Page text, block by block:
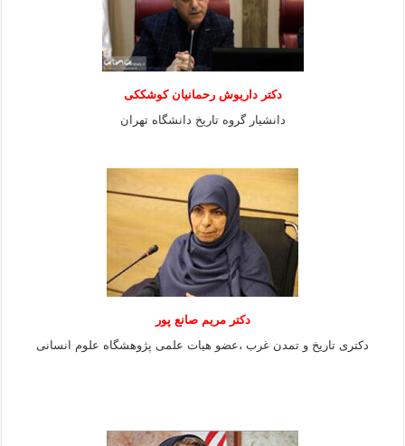
دکتر داریوش رحمانیان کوشککی
دانشیار گروه تاریخ دانشگاه تهران
دکتر مریم صانع پور
دکتری تاریخ و تمدن غرب ،عضو هیات علمی پژوهشگاه علوم
انسانی